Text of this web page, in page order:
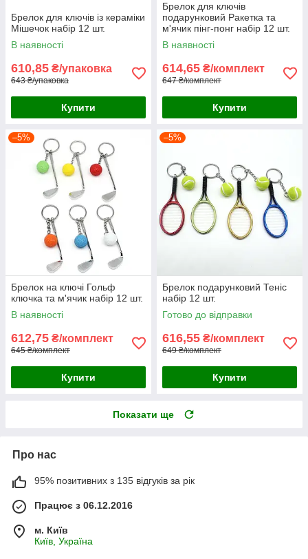
Брелок для ключів із кераміки
Мішечок набір 12 шт.
В наявності
610,85 ₴/упаковка
643 ₴/упаковка
Купити
Брелок для ключів
подарунковий Ракетка та
м'ячик пінг-понг набір 12 шт.
В наявності
614,65 ₴/комплект
647 ₴/комплект
Купити
–5%
Брелок на ключі Гольф
ключка та м'ячик набір 12 шт.
В наявності
612,75 ₴/комплект
645 ₴/комплект
Купити
–5%
Брелок подарунковий Теніс
набір 12 шт.
Готово до відправки
616,55 ₴/комплект
649 ₴/комплект
Купити
Показати ще
Про нас
95% позитивних з 135 відгуків за рік
Працює з 06.12.2016
м. Київ
Київ, Україна